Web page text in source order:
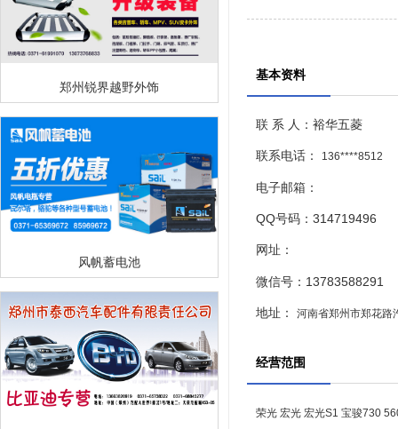
郑州锐界越野外饰
风帆蓄电池
基本资料
联 系 人：裕华五菱
联系电话： 136****8512
电子邮箱：
QQ号码：314719496
网址：
微信号：13783588291
地址： 河南省郑州市郑花路
经营范围
荣光 宏光 宏光S1 宝骏730